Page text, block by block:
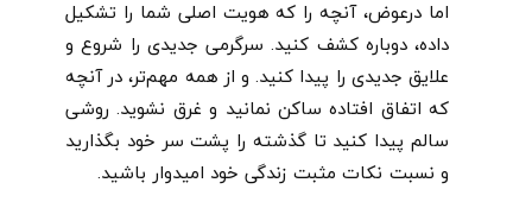
اما درعوض، آنچه را که هویت اصلی شما را تشکیل
داده، دوباره کشف کنید. سرگرمی جدیدی را شروع و
علایق جدیدی را پیدا کنید. و از همه مهم‌تر، در آنچه
که اتفاق افتاده ساکن نمانید و غرق نشوید. روشی
سالم پیدا کنید تا گذشته را پشت سر خود بگذارید
و نسبت نکات مثبت زندگی خود امیدوار باشید.